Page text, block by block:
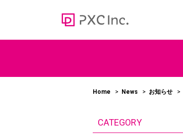
Home News お知らせ
CATEGORY